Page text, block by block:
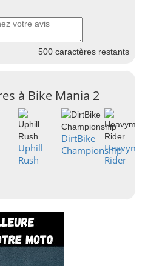
500 caractères restants
à Bike Mania 2
Uphill
Rush
DirtBike
Championship
Rider